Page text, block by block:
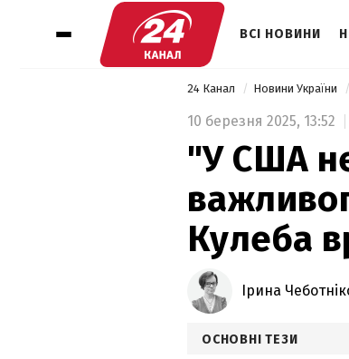
ВСІ НОВИНИ
24 Канал Новини України
10 березня 2025, 13:52
"У США
Кулеба
Ірина
ОСНОВНІ ТЕЗИ